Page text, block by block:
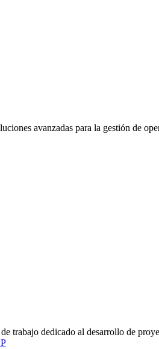
avanzadas para la gestión de
trabajo dedicado al desarrollo de